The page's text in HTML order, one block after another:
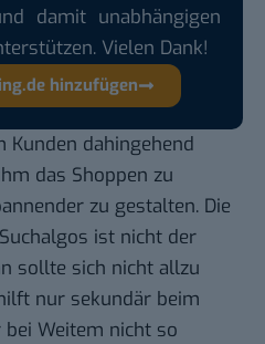
damit unabhängigen
Vielen Dank!
hinzufügen
Kunden dahingehend
das Shoppen zu
zu gestalten. Die
ist nicht der
sollte sich nicht allzu
nur sekundär beim
bei Weitem nicht so